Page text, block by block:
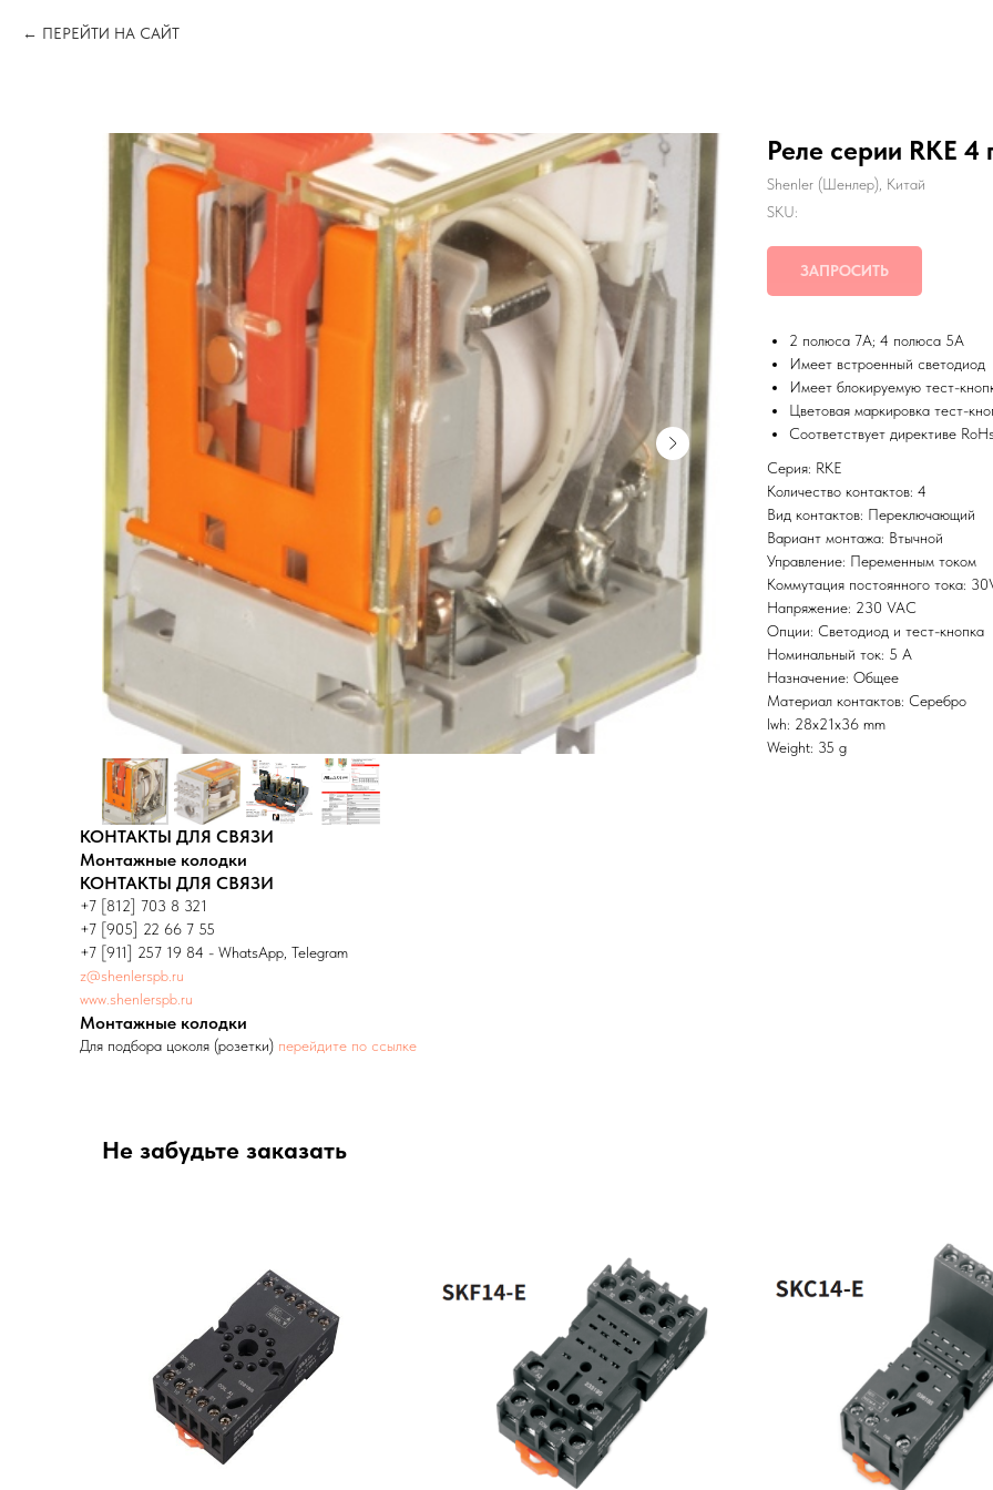
ПЕРЕЙТИ НА САЙТ
Реле серии RKE
Shenler (Шенлер), Китай
SKU:
ЗАПРОСИТЬ
2 полюса 7A; 4 полюса 5А
Имеет встроенный светодиод
Имеет блокируемую тест-
Цветовая маркировка тест-
Соответствует директиве
Серия: RKE
Количество контактов: 4
Вид контактов: Переключающий
Вариант монтажа: Втычной
Управление: Переменным током
Коммутация постоянного тока:
Напряжение: 230 VAC
Опции: Светодиод и тест-кнопка
Номинальный ток: 5 А
Назначение: Общее
Материал контактов: Серебро
lwh: 28x21x36 mm
Weight: 35 g
КОНТАКТЫ ДЛЯ СВЯЗИ
Монтажные колодки
КОНТАКТЫ ДЛЯ СВЯЗИ
+7 [812] 703 8 321
+7 [905] 22 66 7 55
+7 [911] 257 19 84 - WhatsApp, Telegram
z@shenlerspb.ru
www.shenlerspb.ru
Монтажные колодки
Для подбора цоколя (розетки) перейдите по ссылке
Не забудьте заказать